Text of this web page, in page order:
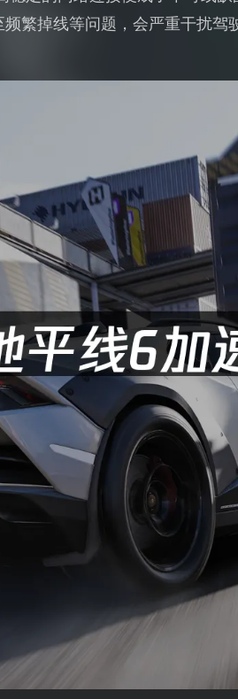
繁掉线等问题，会严重干扰驾